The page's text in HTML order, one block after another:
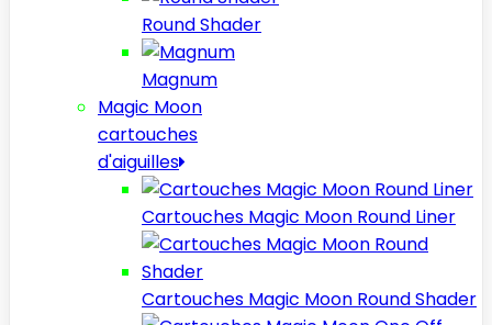
Round Shader
Magnum
Magic Moon
cartouches
d'aiguilles
Cartouches Magic Moon Round Liner
Cartouches Magic Moon Round Shader